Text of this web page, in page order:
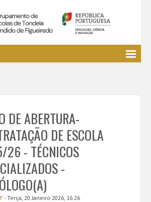
(Entrar)
DE ABERTURA-
DE ESCOLA
- TÉCNICOS
-
- Terça, 20 Janeiro 2026, 16:26